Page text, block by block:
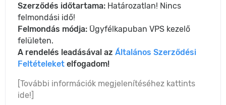
Szerződés időtartama: Határozatlan! Nincs
felmondási idő!
Felmondás módja: Ügyfélkapuban VPS kezelő
felületen.
A rendelés leadásával azÁltalános Szerződési
Feltételeket elfogadom!
[További információk megjelenítéséhez kattints
ide!]